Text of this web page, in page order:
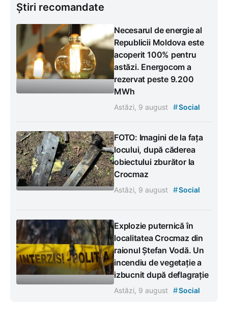
Știri recomandate
Necesarul de energie al
Republicii Moldova este
acoperit 100% pentru
astăzi. Energocom a
rezervat peste 9.200
MWh
Astăzi, 9 august #Social
FOTO: Imagini de la fața
locului, după căderea
obiectului zburător la
Crocmaz
Astăzi, 9 august #Social
Explozie puternică în
localitatea Crocmaz din
raionul Ștefan Vodă. Un
incendiu de vegetație a
izbucnit după deflagrație
Astăzi, 9 august #Social